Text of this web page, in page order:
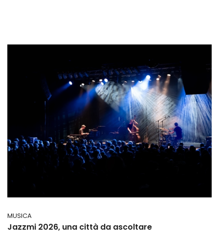
MUSICA
Jazzmi 2026, una città da ascoltare